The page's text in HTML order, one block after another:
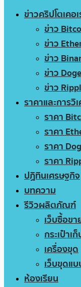
ข่าวคริปโตเคอ
ข่าว
ข่าว
ข่าว
ข่าว
ข่าว
ราคาและการวิ
ราคา
ราคา
ราคา
ราคา
ปฏิทินเศรษฐกิจ
บทความ
รีวิวผลิตภัณฑ์
เว็บซื้อขา
กระเป๋าเ
เครื่องขุด
เว็บขุดแ
ห้องเรียน